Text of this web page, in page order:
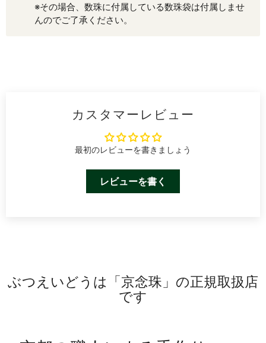
※その場合、数珠に付属している数珠袋は付属しませ
んのでご了承ください。
カスタマーレビュー
最初のレビューを書きましょう
レビューを書く
ぶつえいどうは「京念珠」の正規取扱店
です